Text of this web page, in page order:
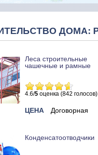
ДОМА:
Леса строительные
чашечные и рамные
4.6/5 оценка (842 голосов)
ЦЕНА Договорная
Конденсатоотводчики